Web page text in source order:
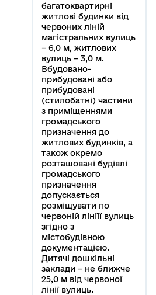
багатоквартирні
житлові будинки від
червоних ліній
магістральних вулиць
– 6,0 м, житлових
вулиць – 3,0 м.
Вбудовано-
прибудовані або
прибудовані
(стилобатні) частини
з приміщеннями
громадського
призначення до
житлових будинків, а
також окремо
розташовані будівлі
громадського
призначення
допускається
розміщувати по
червоній лініїї вулиць
згідно з
містобудівною
документацією.
Дитячі дошкільні
заклади – не ближче
25,0 м від червоної
лінії вулиць.